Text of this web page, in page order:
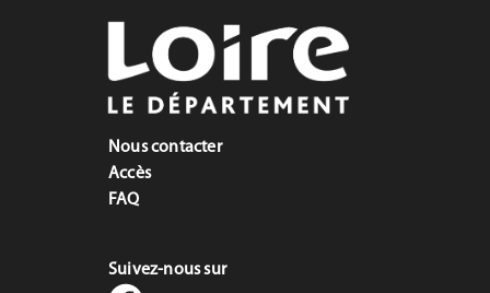
Nous contacter
Accès
FAQ
Suivez-nous sur